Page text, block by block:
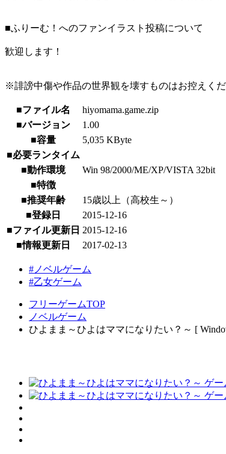
■ふりーむ！へのファンイラスト投稿について
歓迎します！
※誹謗中傷や作品の世界観を壊すものはお控えく
■ファイル名
hiyomama.game.zip
■バージョン
1.00
■容量
5,035 KByte
■必要ランタイム
■動作環境
Win 98/2000/ME/XP/VISTA 32bit
■特徴
■推奨年齢
15歳以上（高校生～）
■登録日
2015-12-16
■ファイル更新日 2015-12-16
■情報更新日
2017-02-13
#ノベルゲーム
#乙女ゲーム
フリーゲームTOP
ノベルゲーム
ひよまま～ひよはママになりたい？～ [